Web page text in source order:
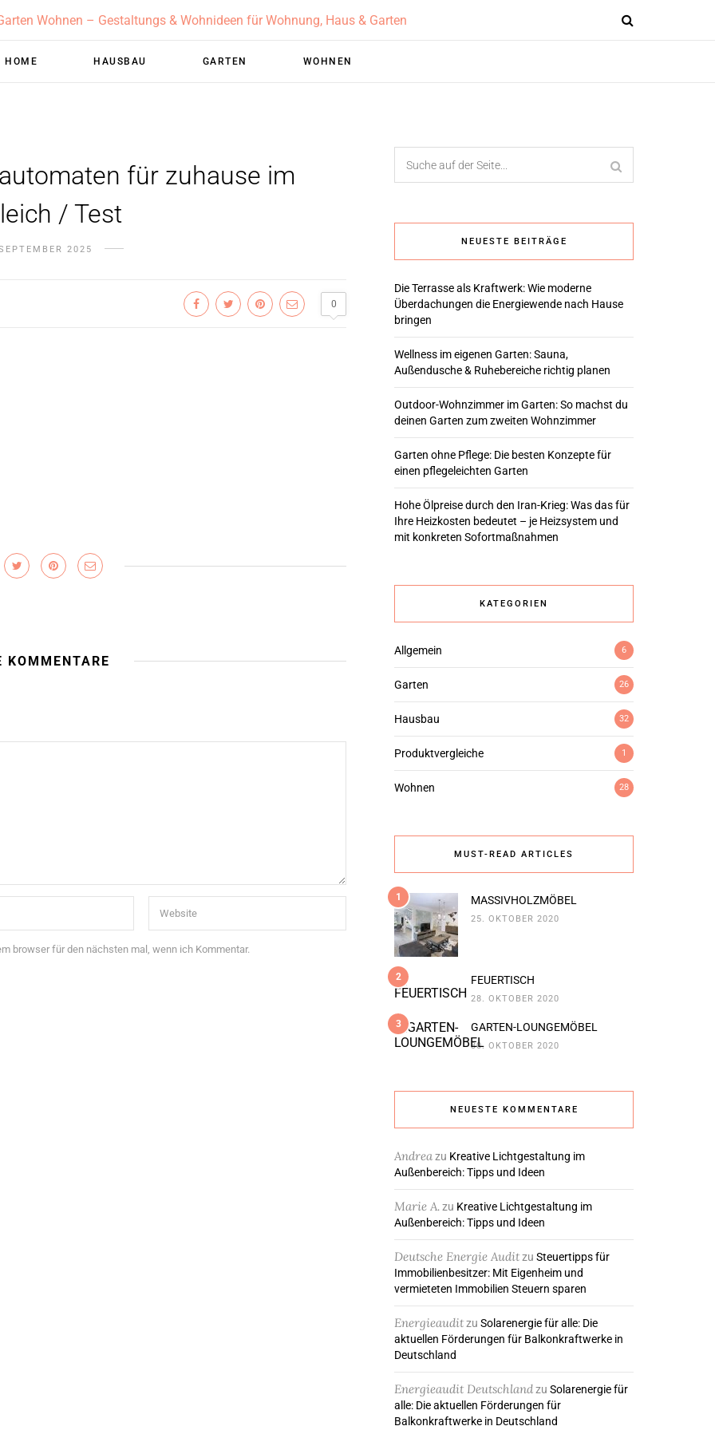
HOME HAUSBAU GARTEN WOHNEN
für zuhause im
/ Test
2025
0
KOMMENTARE
browser für den nächsten mal, wenn ich Kommentar.
NEUESTE BEITRÄGE
Die Terrasse als Kraftwerk: Wie moderne
Überdachungen die Energiewende nach Hause
bringen
Wellness im eigenen Garten: Sauna,
Außendusche & Ruhebereiche richtig planen
Outdoor-Wohnzimmer im Garten: So machst du
deinen Garten zum zweiten Wohnzimmer
Garten ohne Pflege: Die besten Konzepte für
einen pflegeleichten Garten
Hohe Ölpreise durch den Iran-Krieg: Was das für
Ihre Heizkosten bedeutet – je Heizsystem und
mit konkreten Sofortmaßnahmen
KATEGORIEN
Allgemein 6
Garten 26
Hausbau 32
Produktvergleiche 1
Wohnen 28
MUST-READ ARTICLES
1 MASSIVHOLZMÖBEL
25. OKTOBER 2020
2 FEUERTISCH
28. OKTOBER 2020
3 GARTEN-LOUNGEMÖBEL
30. OKTOBER 2020
NEUESTE KOMMENTARE
Andreazu Kreative Lichtgestaltung im
Außenbereich: Tipps und Ideen
Marie A.zu Kreative Lichtgestaltung im
Außenbereich: Tipps und Ideen
Deutsche Energie Auditzu Steuertipps für
Immobilienbesitzer: Mit Eigenheim und
vermieteten Immobilien Steuern sparen
Energieauditzu Solarenergie für alle: Die
aktuellen Förderungen für Balkonkraftwerke in
Deutschland
Energieaudit Deutschlandzu Solarenergie für
alle: Die aktuellen Förderungen für
Balkonkraftwerke in Deutschland